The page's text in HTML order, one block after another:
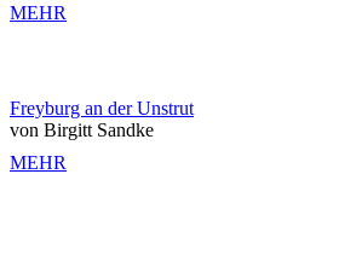
MEHR
Freyburg an der Unstrut
von Birgitt Sandke
MEHR